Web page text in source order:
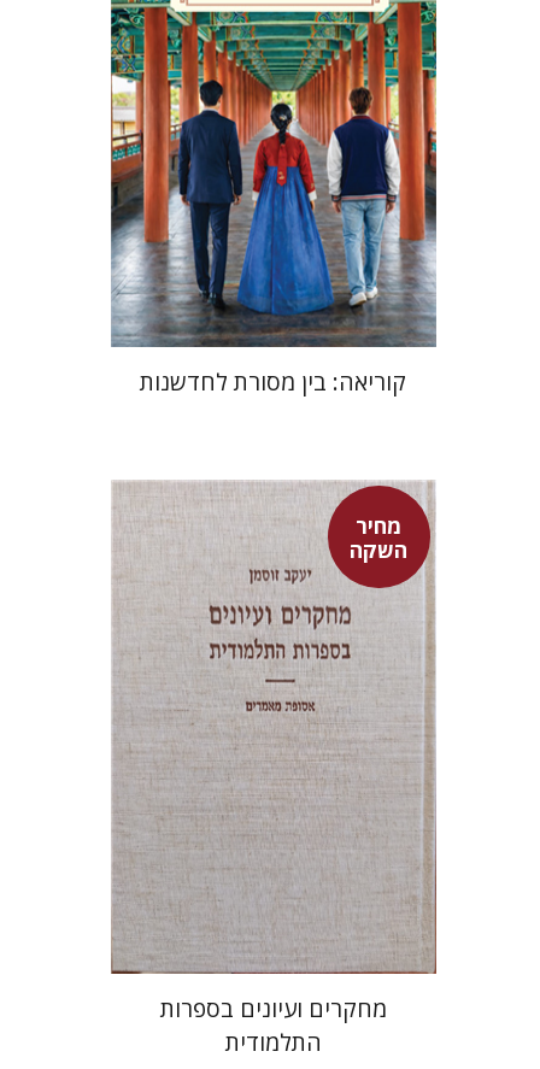
מחיר השקה
$35
$24
קוריאה: בין מסורת לחדשנות
מחיר
השקה
יעקב זוסמן
מחיר השקה
$78
$55
מחקרים ועיונים בספרות
התלמודית